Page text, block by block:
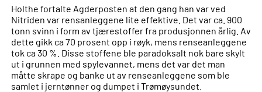
Holthe fortalte Agderposten at den gang han var ved
Nitriden var rensanleggene lite effektive. Det var ca. 900
tonn svinn i form av tjærestoffer fra produsjonnen årlig. Av
dette gikk ca 70 prosent opp i røyk, mens renseanleggene
tok ca 30 %. Disse stoffene ble paradoksalt nok bare skylt
ut i grunnen med spylevannet, mens det var det man
måtte skrape og banke ut av renseanleggene som ble
samlet i jerntønner og dumpet i Trømøysundet.